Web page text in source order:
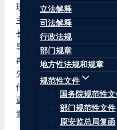
立法解释
司法解释
行政法规
部门规章
地方性法规和规章
规范性文件
国务院规范性
部门规范性文件
原安监总局复函
现场指导事故调查。贵州
主任谌贻琴，省委副书记
长李再勇、副省长陶长海
导分别对抢险救援作出重
再勇常务副省长、陶长海
先后赶赴事故现场指导抢
传达了刘鹤副总理、王勇
重要批示精神，就抢险救
置、事故调查、追责问责